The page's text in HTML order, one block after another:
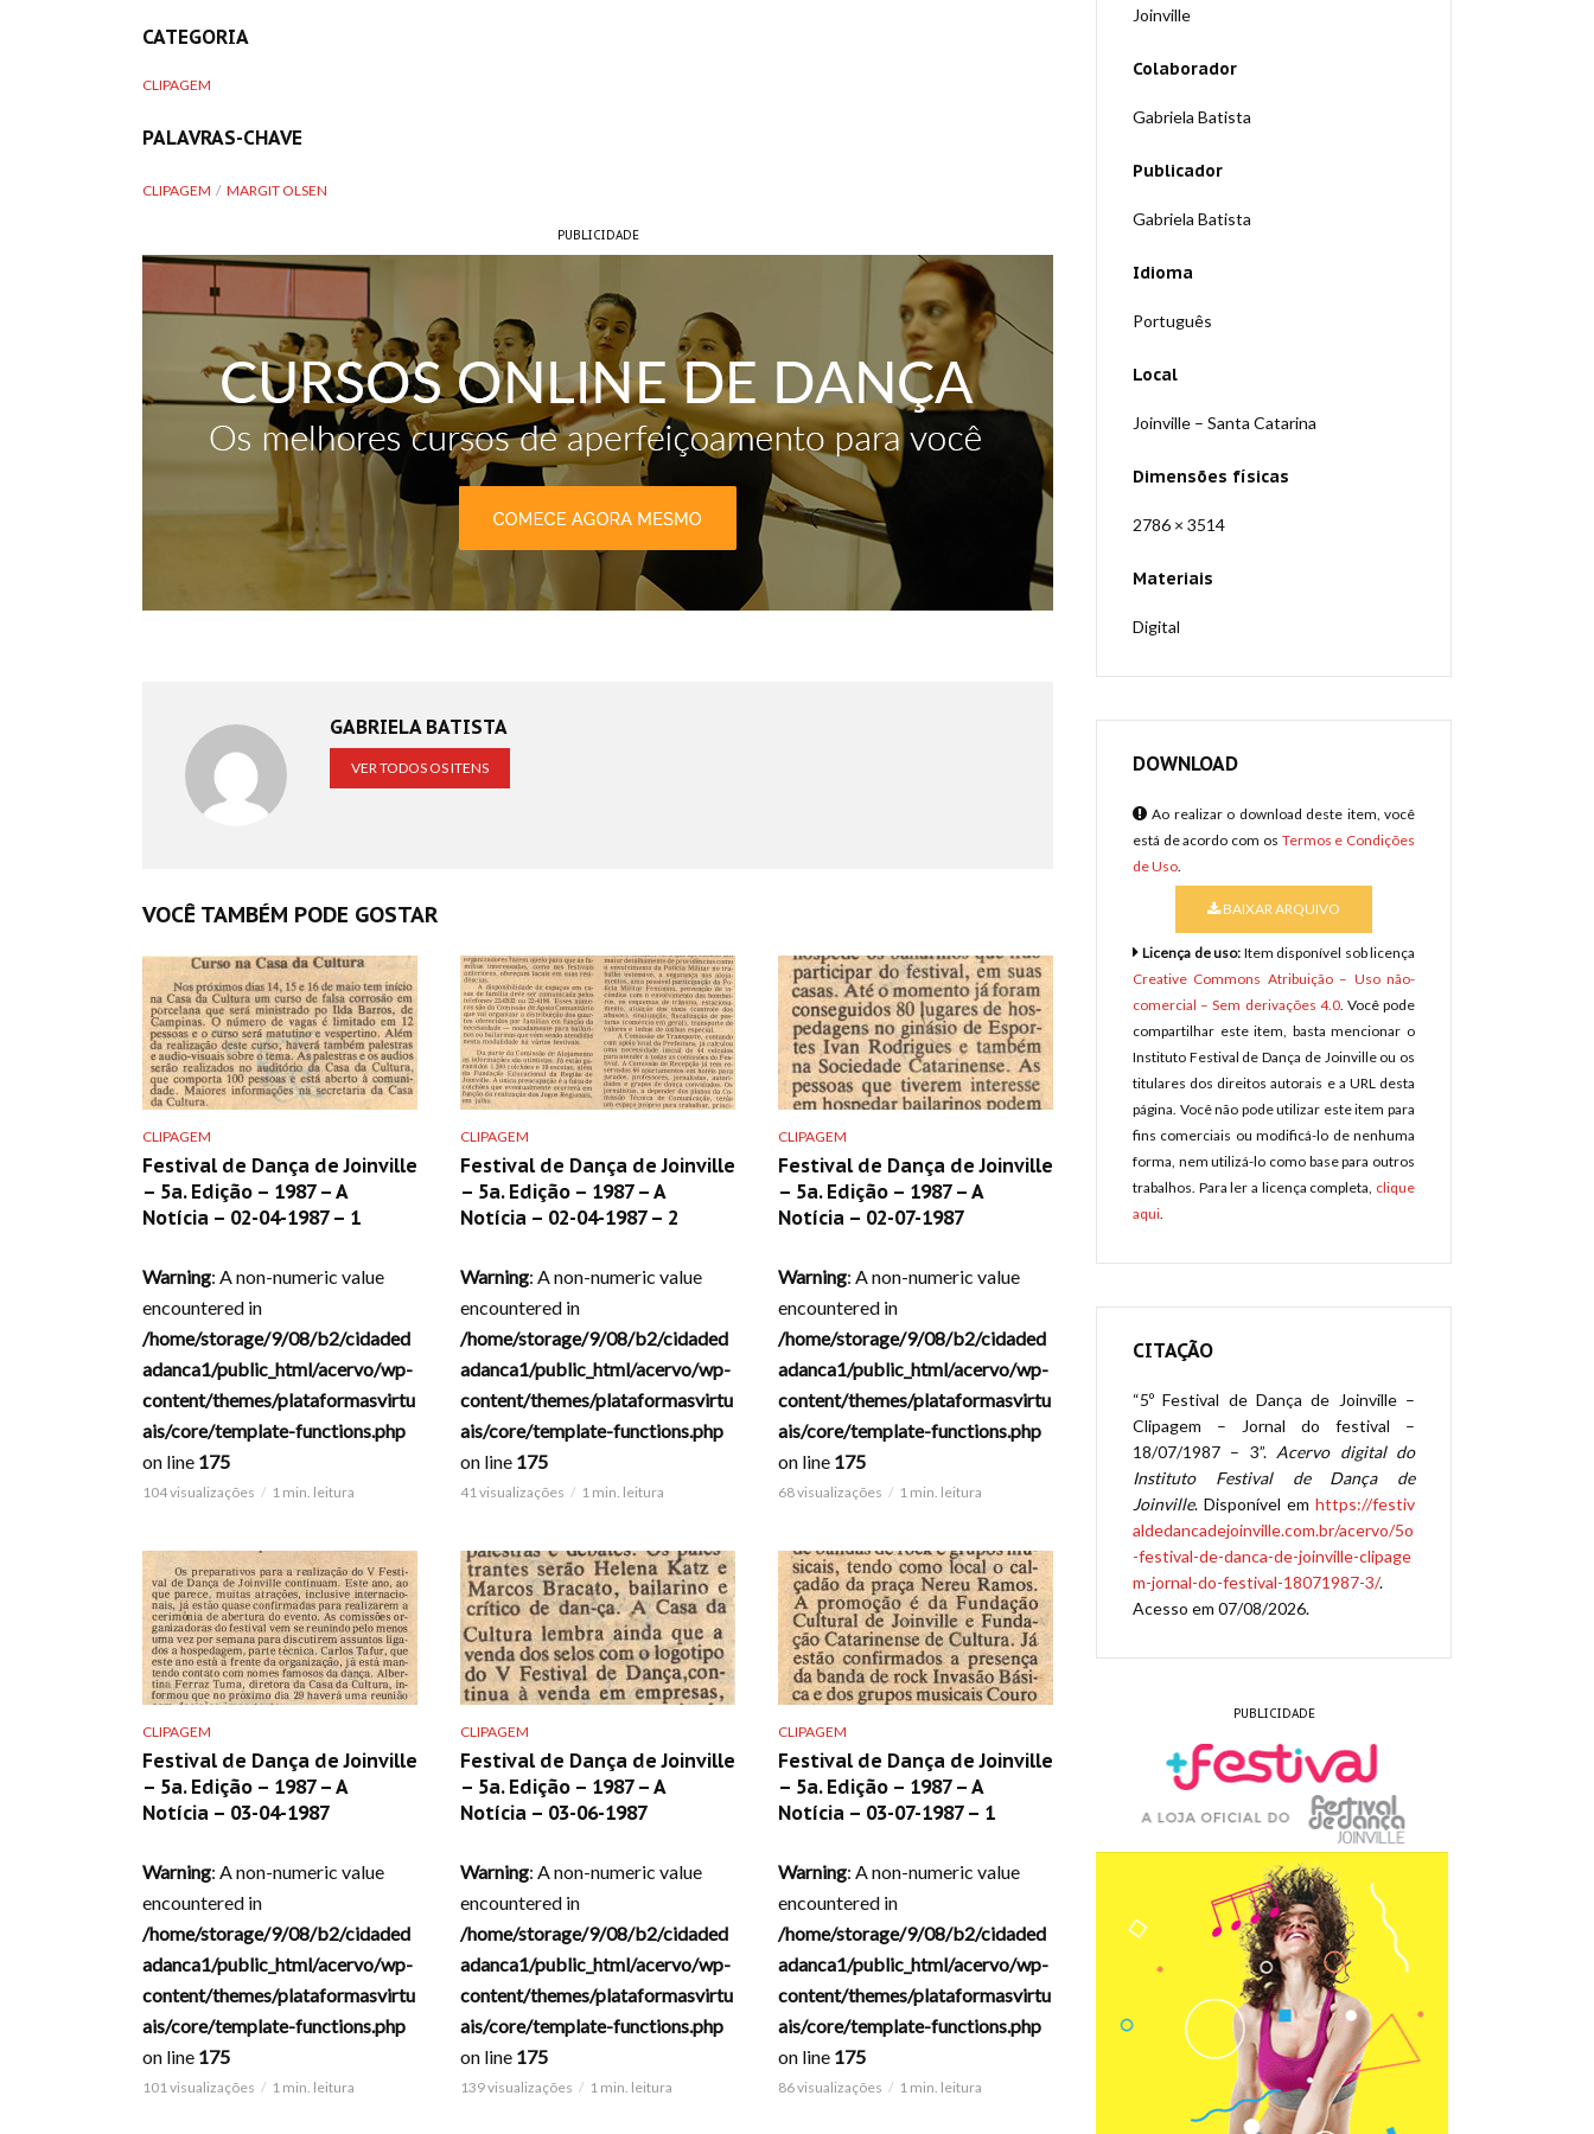
CATEGORIA
CLIPAGEM
PALAVRAS-CHAVE
CLIPAGEM MARGIT OLSEN
PUBLICIDADE
GABRIELA BATISTA
VER TODOS OS ITENS
VOCÊ TAMBÉM PODE GOSTAR
CLIPAGEM
Festival de Dança de Joinville
– 5a. Edição – 1987 – A
Notícia – 02-04-1987 – 1
Warning: A non-numeric value
encountered in
/home/storage/9/08/b2/cidaded
adanca1/public_html/acervo/wp-
content/themes/plataformasvirtu
ais/core/template-functions.php
on line 175
104 visualizações 1 min. leitura
CLIPAGEM
Festival de Dança de Joinville
– 5a. Edição – 1987 – A
Notícia – 02-04-1987 – 2
Warning: A non-numeric value
encountered in
/home/storage/9/08/b2/cidaded
adanca1/public_html/acervo/wp-
content/themes/plataformasvirtu
ais/core/template-functions.php
on line 175
41 visualizações 1 min. leitura
CLIPAGEM
Festival de Dança de Joinville
– 5a. Edição – 1987 – A
Notícia – 02-07-1987
Warning: A non-numeric value
encountered in
/home/storage/9/08/b2/cidaded
adanca1/public_html/acervo/wp-
content/themes/plataformasvirtu
ais/core/template-functions.php
on line 175
68 visualizações 1 min. leitura
CLIPAGEM
Festival de Dança de Joinville
– 5a. Edição – 1987 – A
Notícia – 03-04-1987
Warning: A non-numeric value
encountered in
/home/storage/9/08/b2/cidaded
adanca1/public_html/acervo/wp-
content/themes/plataformasvirtu
ais/core/template-functions.php
on line 175
101 visualizações 1 min. leitura
CLIPAGEM
Festival de Dança de Joinville
– 5a. Edição – 1987 – A
Notícia – 03-06-1987
Warning: A non-numeric value
encountered in
/home/storage/9/08/b2/cidaded
adanca1/public_html/acervo/wp-
content/themes/plataformasvirtu
ais/core/template-functions.php
on line 175
139 visualizações 1 min. leitura
CLIPAGEM
Festival de Dança de Joinville
– 5a. Edição – 1987 – A
Notícia – 03-07-1987 – 1
Warning: A non-numeric value
encountered in
/home/storage/9/08/b2/cidaded
adanca1/public_html/acervo/wp-
content/themes/plataformasvirtu
ais/core/template-functions.php
on line 175
86 visualizações 1 min. leitura
Joinville
Colaborador
Gabriela Batista
Publicador
Gabriela Batista
Idioma
Português
Local
Joinville – Santa Catarina
Dimensões físicas
2786 × 3514
Materiais
Digital
DOWNLOAD
Ao realizar o download deste item, você
está de acordo com os Termos e Condições
de Uso.
BAIXAR ARQUIVO
Licença de uso: Item disponível sob licença
Creative Commons Atribuição – Uso não-
comercial – Sem derivações 4.0. Você pode
compartilhar este item, basta mencionar o
Instituto Festival de Dança de Joinville ou os
titulares dos direitos autorais e a URL desta
página. Você não pode utilizar este item para
fins comerciais ou modificá-lo de nenhuma
forma, nem utilizá-lo como base para outros
trabalhos. Para ler a licença completa, clique
aqui.
CITAÇÃO
“5º Festival de Dança de Joinville –
Clipagem – Jornal do festival –
18/07/1987 – 3”. Acervo digital do
Instituto Festival de Dança de
Joinville. Disponível em https://festiv
aldedancadejoinville.com.br/acervo/5o
-festival-de-danca-de-joinville-clipage
m-jornal-do-festival-18071987-3/.
Acesso em 07/08/2026.
PUBLICIDADE